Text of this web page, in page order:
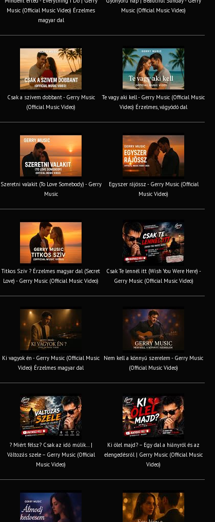
Music (Official Music Video) Érzelmes
magyar dal
Music (Official Music Video)
Csak a szívem dobbant - Gerry Music
(Official Music Video)
Te vagy aki kell - Gerry Music (Official Music
Video) Érzelmes, vágyódó dal
Szeretni valakit (To Love Somebody) - Gerry
Music
Egyszer rájössz - Gerry Music (Official
Music Video)
Titkos Szív ? Érzelmes magyar dal (Secret
Love) - Gerry Music (Official Music Video)
Csak Te lennél itt (Wish You Were Here) -
Gerry Music (Official Music Video)
Ki vagyok én - Gerry Music (Official Music
Video) Érzelmes magyar dal
Nem kell a könnyű szerelem - Gerry Music
(Official Music Video)
? Miért félsz? Csak az idő múlik… |
Változás szele – Gerry Music (Official
Music Video)
Ki ölel majd? – Egy dal a hiányról és az
elengedésről | Gerry Music (Official Music
Video)